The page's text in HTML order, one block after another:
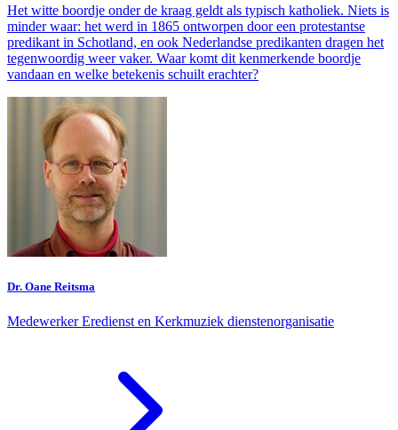
Het witte boordje onder de kraag geldt als typisch katholiek. Niets is
minder waar: het werd in 1865 ontworpen door een protestantse
predikant in Schotland, en ook Nederlandse predikanten dragen het
tegenwoordig weer vaker. Waar komt dit kenmerkende boordje
vandaan en welke betekenis schuilt erachter?
Dr. Oane Reitsma
Medewerker Eredienst en Kerkmuziek dienstenorganisatie